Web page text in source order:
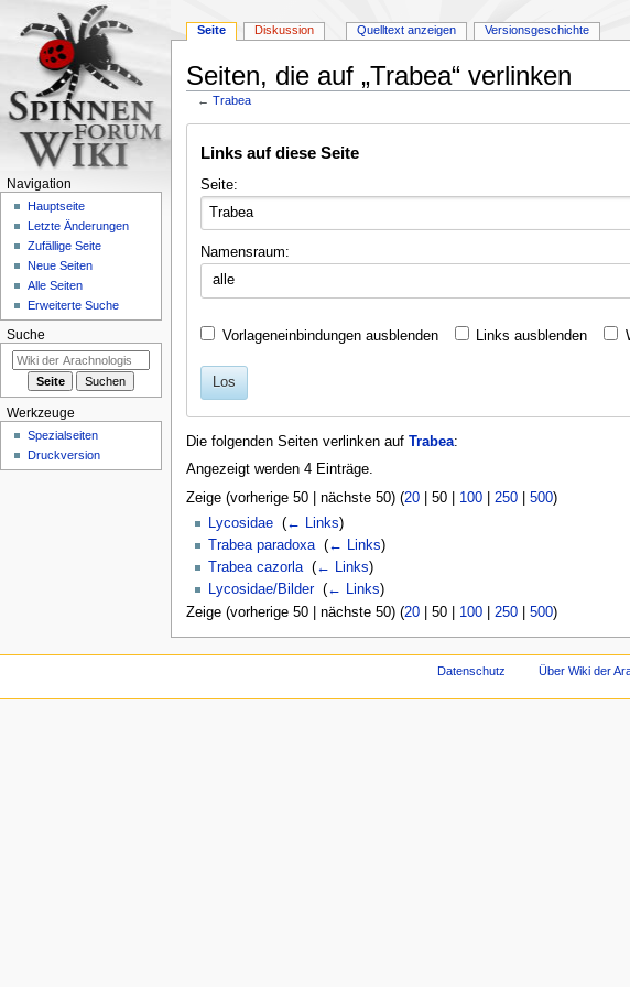
Seiten, die auf „Trabea“ verlinken
←Trabea
Navigation
Suche
Links auf diese Seite
Seite:
Namensraum:
alle
Vorlageneinbindungen ausblenden Links ausblenden
Los
Die folgenden Seiten verlinken auf Trabea:
Angezeigt werden 4 Einträge.
Zeige (vorherige 50| nächste 50) (20| 50| 100| 250| 500)
Lycosidae‎ (← Links)
Trabea paradoxa‎ (← Links)
Trabea cazorla‎ (← Links)
Lycosidae/Bilder‎ (← Links)
Zeige (vorherige 50| nächste 50) (20| 50| 100| 250| 500)
Seite Diskussion Quelltext anzeigen Versionsgeschichte
Navigation
Hauptseite
Letzte Änderungen
Zufällige Seite
Neue Seiten
Alle Seiten
Erweiterte Suche
Suche
Werkzeuge
Spezialseiten
Druckversion
Datenschutz Über Wiki der